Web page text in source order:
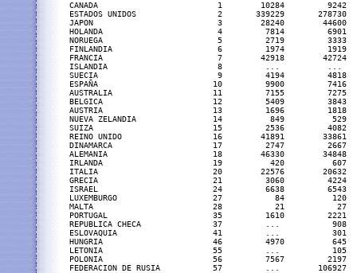
CANADA                         1        10284         9242
ESTADOS UNIDOS                 2       339229       278730
JAPON                          3        28240        44600
HOLANDA                        4         7814         6901
NORUEGA                        5         2719         3333
FINLANDIA                      6         1974         1919
FRANCIA                        7        42918        42724
ISLANDIA                       8         ...          ...
SUECIA                         9         4194         4818
ESPAÑA                        10         9900         7416
AUSTRALIA                     11         7155         7275
BELGICA                       12         5409         3843
AUSTRIA                       13         1696         1818
NUEVA ZELANDIA                14          849          529
SUIZA                         15         2536         4082
REINO UNIDO                   16        41891        33861
DINAMARCA                     17         2747         2667
ALEMANIA                      18        46330        34848
IRLANDA                       19          420          607
ITALIA                        20        22576        20632
GRECIA                        21         3060         4224
ISRAEL                        24         6638         6543
LUXEMBURGO                    27           84          120
MALTA                         28           21           27
PORTUGAL                      35         1610         2221
REPUBLICA CHECA               37         ...           908
ESLOVAQUIA                    41         ...           301
HUNGRIA                       46         4970          645
LETONIA                       55         ...           105
POLONIA                       56         7567         2197
FEDERACION DE RUSIA           57         ...        106927